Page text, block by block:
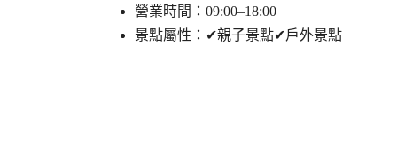
營業時間：09:00–18:00
景點屬性：✔親子景點✔戶外景點